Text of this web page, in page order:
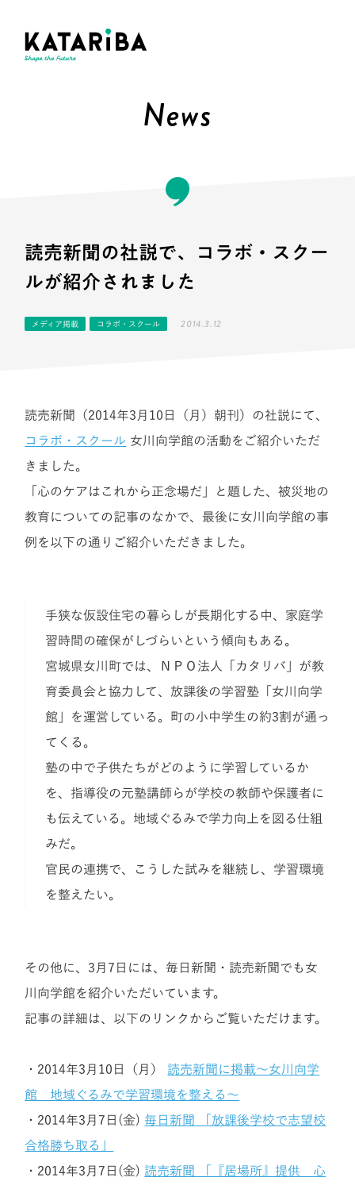
News
読売新聞の社説で、コラボ・スクー
ルが紹介されました
メディア掲載 コラボ・スクール 2014.3.12
読売新聞（2014年3月10日（月）朝刊）の社説にて、
コラボ・スクール 女川向学館の活動をご紹介いただ
きました。
「心のケアはこれから正念場だ」と題した、被災地の
教育についての記事のなかで、最後に女川向学館の事
例を以下の通りご紹介いただきました。
手狭な仮設住宅の暮らしが長期化する中、家庭学
習時間の確保がしづらいという傾向もある。
宮城県女川町では、ＮＰＯ法人「カタリバ」が教
育委員会と協力して、放課後の学習塾「女川向学
館」を運営している。町の小中学生の約3割が通っ
てくる。
塾の中で子供たちがどのように学習しているか
を、指導役の元塾講師らが学校の教師や保護者に
も伝えている。地域ぐるみで学力向上を図る仕組
みだ。
官民の連携で、こうした試みを継続し、学習環境
を整えたい。
その他に、3月7日には、毎日新聞・読売新聞でも女
川向学館を紹介いただいています。
記事の詳細は、以下のリンクからご覧いただけます。
・2014年3月10日（月） 読売新聞に掲載～女川向学
館 地域ぐるみで学習環境を整える～
・2014年3月7日(金) 毎日新聞 「放課後学校で志望校
合格勝ち取る」
・2014年3月7日(金) 読売新聞 「『居場所』提供 心